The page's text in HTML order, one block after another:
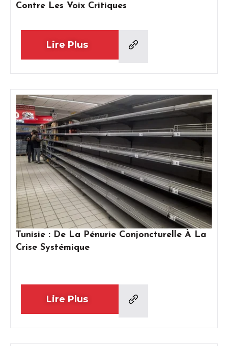
Contre Les Voix Critiques
Lire Plus
Tunisie : De La Pénurie Conjoncturelle À La
Crise Systémique
Lire Plus